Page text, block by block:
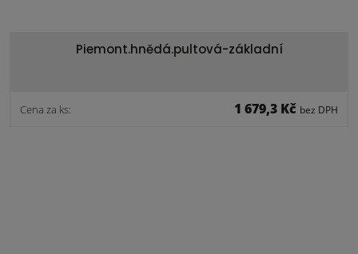
Piemont.hnědá.pultová-základní
Cena za ks: 1 679,3 Kč bez DPH